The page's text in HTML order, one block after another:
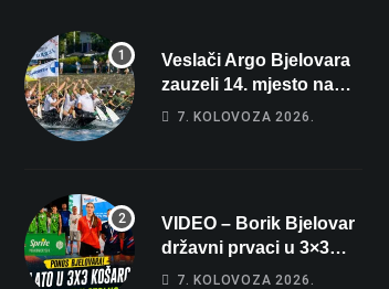
Veslači Argo Bjelovara
zauzeli 14. mjesto na
brzincu
7. KOLOVOZA 2026.
VIDEO – Borik Bjelovar
državni prvaci u 3×3
košarci, Klara Končar je
7. KOLOVOZA 2026.